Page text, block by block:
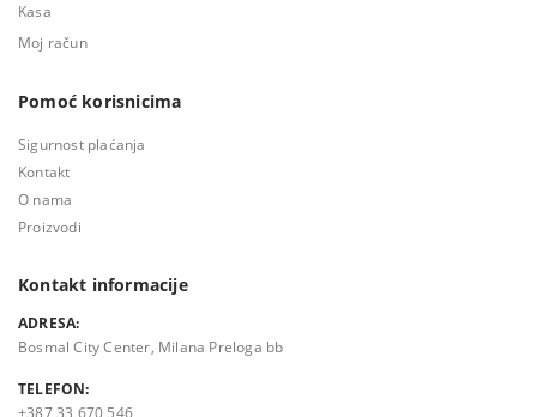
Kasa
Moj račun
Pomoć korisnicima
Sigurnost plaćanja
Kontakt
O nama
Proizvodi
Kontakt informacije
ADRESA:
Bosmal City Center, Milana Preloga bb
TELEFON:
+387 33 670 546